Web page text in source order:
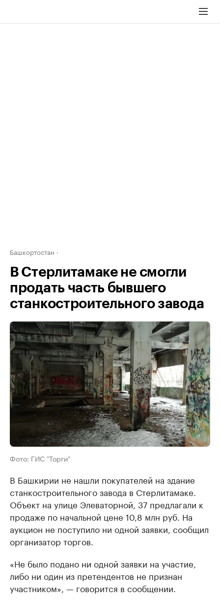
Башкортостан
В Стерлитамаке не смогли
продать часть бывшего
станкостроительного завода
Фото: ГИС "Торги"
В Башкирии не нашли покупателей на здание
станкостроительного завода в Стерлитамаке.
Объект на улице Элеваторной, 37 предлагали к
продаже по начальной цене 10,8 млн руб. На
аукцион не поступило ни одной заявки, сообщил
организатор торгов.
«Не было подано ни одной заявки на участие,
либо ни один из претендентов не признан
участником», — говорится в сообщении.